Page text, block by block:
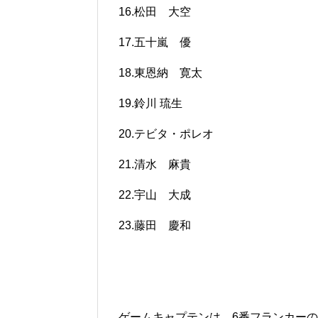
16.松田 大空
17.五十嵐 優
18.東恩納 寛太
19.鈴川 琉生
20.テビタ・ポレオ
21.清水 麻貴
22.宇山 大成
23.藤田 慶和